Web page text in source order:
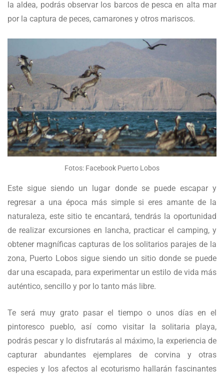
la aldea, podrás observar los barcos de pesca en alta mar
por la captura de peces, camarones y otros mariscos.
Fotos: Facebook Puerto Lobos
Este sigue siendo un lugar donde se puede escapar y
regresar a una época más simple si eres amante de la
naturaleza, este sitio te encantará, tendrás la oportunidad
de realizar excursiones en lancha, practicar el camping, y
obtener magníficas capturas de los solitarios parajes de la
zona, Puerto Lobos sigue siendo un sitio donde se puede
dar una escapada, para experimentar un estilo de vida más
auténtico, sencillo y por lo tanto más libre.
Te será muy grato pasar el tiempo o unos días en el
pintoresco pueblo, así como visitar la solitaria playa,
podrás pescar y lo disfrutarás al máximo, la experiencia de
capturar abundantes ejemplares de corvina y otras
especies y los afectos al ecoturismo hallarán fascinantes